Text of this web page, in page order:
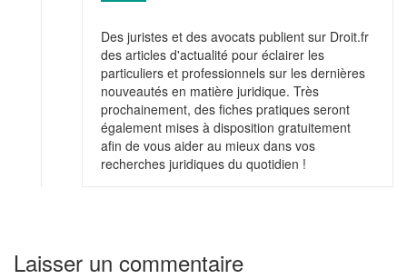
Des juristes et des avocats publient sur Droit.fr
des articles d'actualité pour éclairer les
particuliers et professionnels sur les dernières
nouveautés en matière juridique. Très
prochainement, des fiches pratiques seront
également mises à disposition gratuitement
afin de vous aider au mieux dans vos
recherches juridiques du quotidien !
Laisser un commentaire